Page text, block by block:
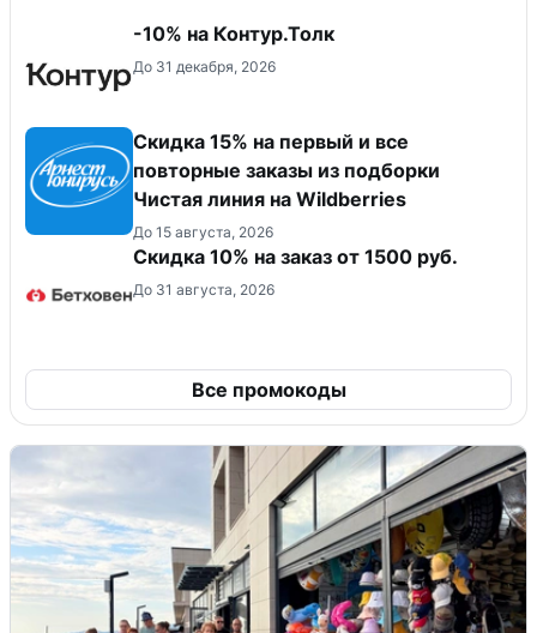
-10% на Контур.Толк
До 31 декабря, 2026
Скидка 15% на первый и все
повторные заказы из подборки
Чистая линия на Wildberries
До 15 августа, 2026
Скидка 10% на заказ от 1500 руб.
До 31 августа, 2026
Все промокоды